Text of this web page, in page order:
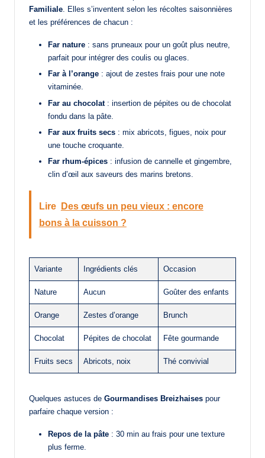
Familiale. Elles s’inventent selon les récoltes saisonnières
et les préférences de chacun :
Far nature : sans pruneaux pour un goût plus neutre,
parfait pour intégrer des coulis ou glaces.
Far à l’orange : ajout de zestes frais pour une note
vitaminée.
Far au chocolat: insertion de pépites ou de chocolat
fondu dans la pâte.
Far aux fruits secs : mix abricots, figues, noix pour
une touche croquante.
Far rhum-épices : infusion de cannelle et gingembre,
clin d’œil aux saveurs des marins bretons.
Lire
Des œufs un peu vieux : encore
bons à la cuisson ?
Variante Ingrédients clés Occasion
Nature Aucun Goûter des enfants
Orange Zestes d’orange Brunch
Chocolat Pépites de chocolat Fête gourmande
Fruits secs Abricots, noix Thé convivial
Quelques astuces de Gourmandises Breizhaises pour
parfaire chaque version :
Repos de la pâte : 30 min au frais pour une texture
plus ferme.